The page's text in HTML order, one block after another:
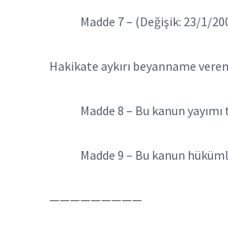
Madde 7 – (Değişik: 23/1/
Hakikate aykırı beyanname
Madde 8 – Bu kanun
Madde 9 – Bu kanun
—————————